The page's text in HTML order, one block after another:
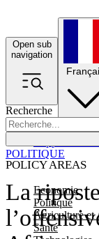
Open sub
navigation
Recherche
POLICY AREAS
Economie
Politique
Agriculture et
Santé
La
POLITIQUE